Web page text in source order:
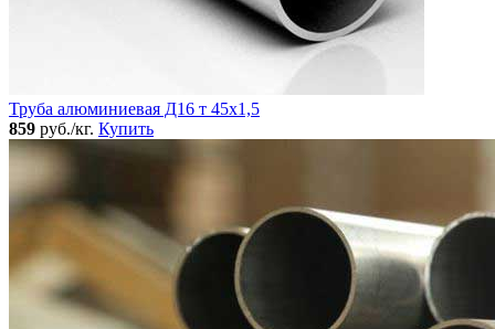
Труба алюминиевая Д16 т 45х1,5
859 руб./кг. Купить